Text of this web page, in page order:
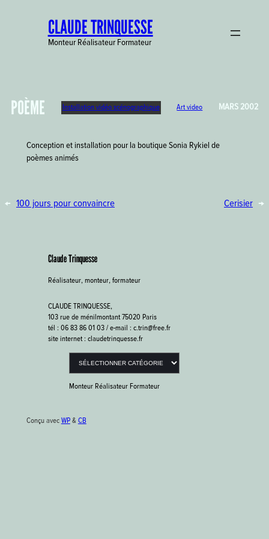
CLAUDE TRINQUESSE
Monteur Réalisateur Formateur
POÈME Installation vidéo scénographique Art video MARS 2002
Conception et installation pour la boutique Sonia Rykiel de
poèmes animés
← 100 jours pour convaincre Cerisier →
Claude Trinquesse
Réalisateur, monteur, formateur
CLAUDE TRINQUESSE,
103 rue de ménilmontant 75020 Paris
tél : 06 83 86 01 03 / e-mail : c.trin@free.fr
site internet : claudetrinquesse.fr
Monteur Réalisateur Formateur
Conçu avec WP& CB